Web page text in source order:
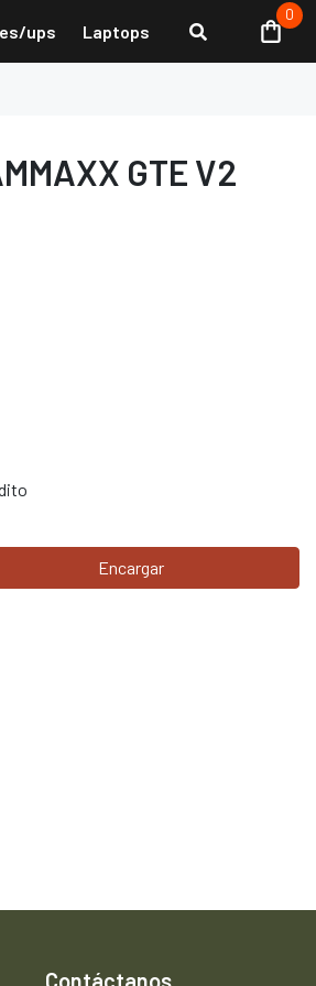
ups Laptops
0
GTE V2
Encargar